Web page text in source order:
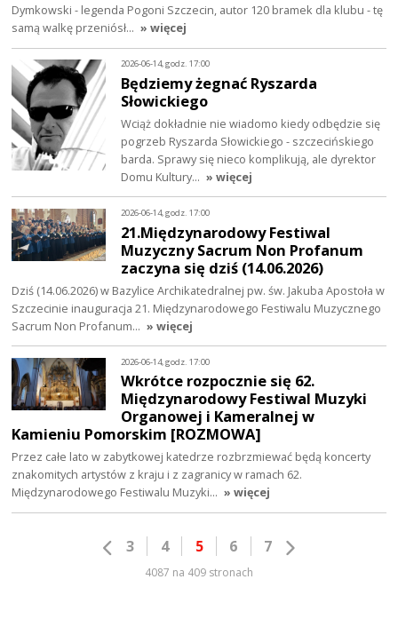
Dymkowski - legenda Pogoni Szczecin, autor 120 bramek dla klubu - tę
samą walkę przeniósł… » więcej
2026-06-14, godz. 17:00
Będziemy żegnać Ryszarda
Słowickiego
Wciąż dokładnie nie wiadomo kiedy odbędzie się
pogrzeb Ryszarda Słowickiego - szczecińskiego
barda. Sprawy się nieco komplikują, ale dyrektor
Domu Kultury… » więcej
2026-06-14, godz. 17:00
21.Międzynarodowy Festiwal
Muzyczny Sacrum Non Profanum
zaczyna się dziś (14.06.2026)
Dziś (14.06.2026) w Bazylice Archikatedralnej pw. św. Jakuba Apostoła w
Szczecinie inauguracja 21. Międzynarodowego Festiwalu Muzycznego
Sacrum Non Profanum… » więcej
2026-06-14, godz. 17:00
Wkrótce rozpocznie się 62.
Międzynarodowy Festiwal Muzyki
Organowej i Kameralnej w
Kamieniu Pomorskim [ROZMOWA]
Przez całe lato w zabytkowej katedrze rozbrzmiewać będą koncerty
znakomitych artystów z kraju i z zagranicy w ramach 62.
Międzynarodowego Festiwalu Muzyki… » więcej
3 4 5 6 7
4087 na 409 stronach